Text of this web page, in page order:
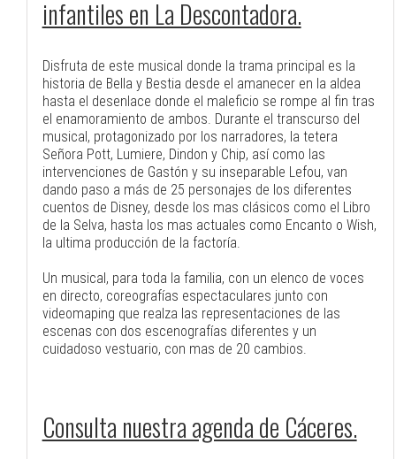
infantiles en La Descontadora.
Disfruta de este musical donde la trama principal es la
historia de Bella y Bestia desde el amanecer en la aldea
hasta el desenlace donde el maleficio se rompe al fin tras
el enamoramiento de ambos. Durante el transcurso del
musical, protagonizado por los narradores, la tetera
Señora Pott, Lumiere, Dindon y Chip, así como las
intervenciones de Gastón y su inseparable Lefou, van
dando paso a más de 25 personajes de los diferentes
cuentos de Disney, desde los mas clásicos como el Libro
de la Selva, hasta los mas actuales como Encanto o Wish,
la ultima producción de la factoría.
Un musical, para toda la familia, con un elenco de voces
en directo, coreografías espectaculares junto con
videomaping que realza las representaciones de las
escenas con dos escenografías diferentes y un
cuidadoso vestuario, con mas de 20 cambios.
Consulta nuestra agenda de Cáceres.